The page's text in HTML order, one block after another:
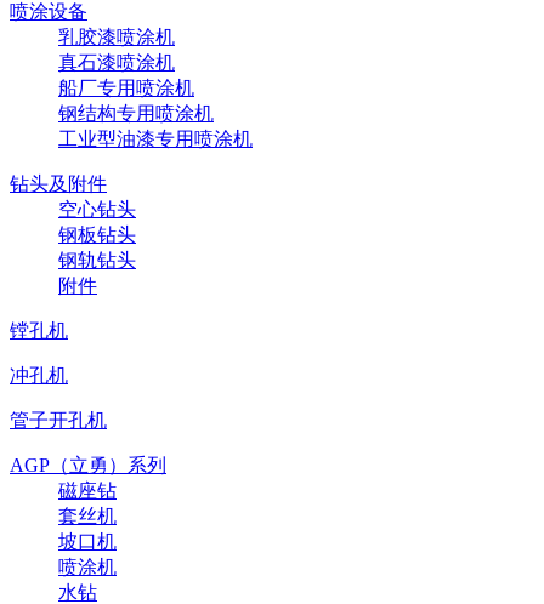
喷涂设备
乳胶漆喷涂机
真石漆喷涂机
船厂专用喷涂机
钢结构专用喷涂机
工业型油漆专用喷涂机
钻头及附件
空心钻头
钢板钻头
钢轨钻头
附件
镗孔机
冲孔机
管子开孔机
AGP（立勇）系列
磁座钻
套丝机
坡口机
喷涂机
水钻